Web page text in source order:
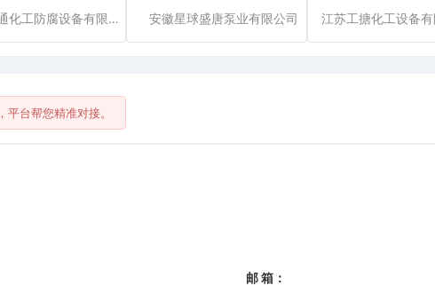
太仓恒通化工防腐设备有限公司 安徽星球盛唐泵业有限公司
台帮您精准对接。
邮 箱：